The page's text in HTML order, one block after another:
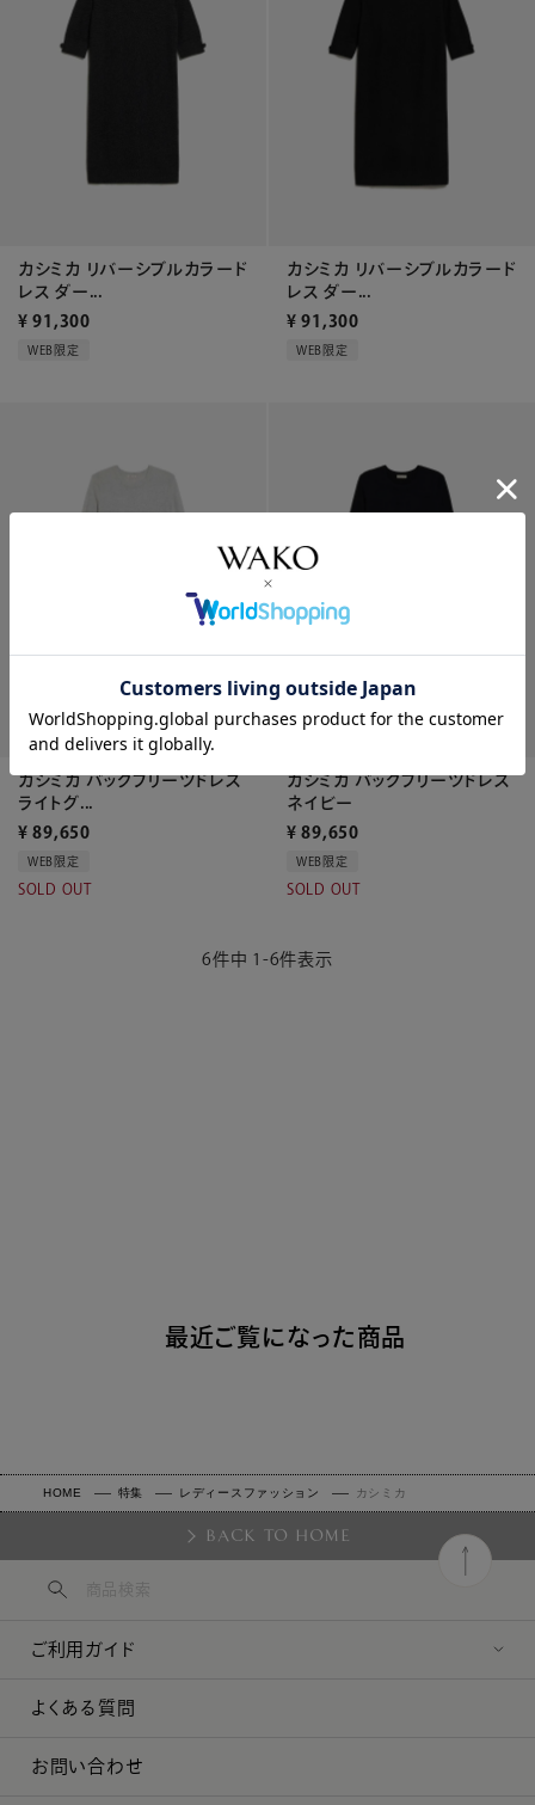
カシミカ リバーシブルカラード
レス ダー...
¥ 91,300
WEB限定
カシミカ リバーシブルカラード
レス ダー...
¥ 91,300
WEB限定
カシミカ バックプリーツドレス
ライトグ...
¥ 89,650
WEB限定
SOLD OUT
カシミカ バックプリーツドレス
ネイビー
¥ 89,650
WEB限定
SOLD OUT
6件中 1 -6件表示
最近ご覧になった商品
HOME 特集 レディースファッション カシミカ
BACK TO HOME
ご利用ガイド
よくある質問
お問い合わせ